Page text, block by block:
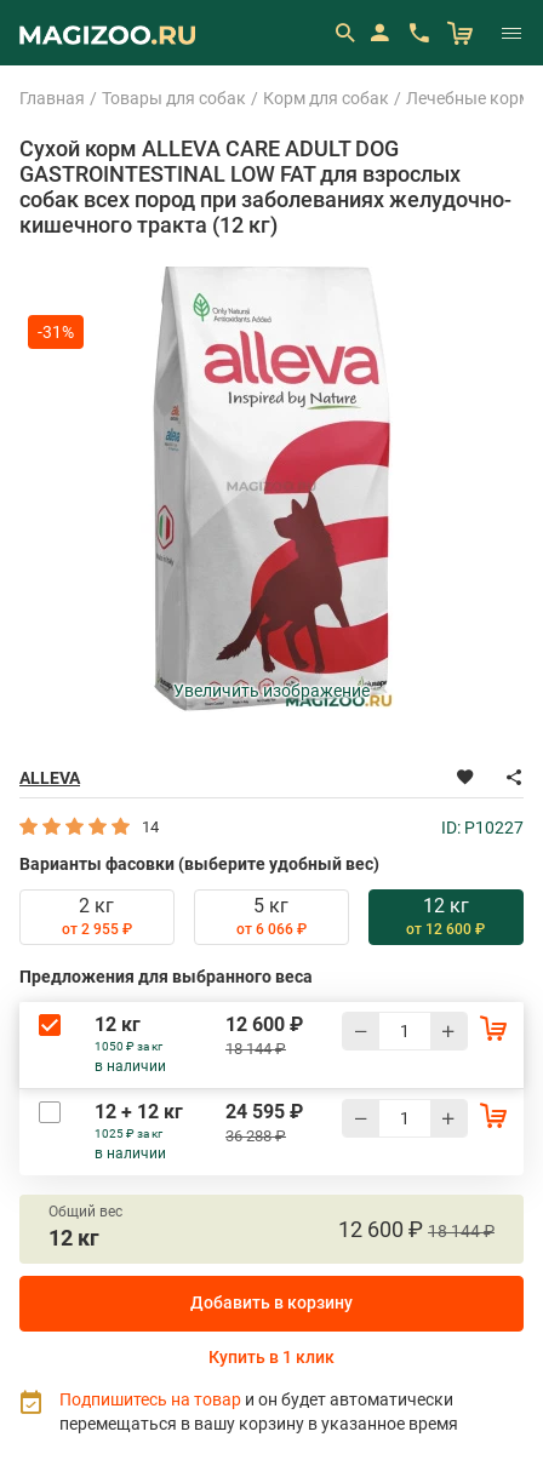
Главная Товары для собак Корм для собак Лечебные корма
Сухой корм ALLEVA CARE ADULT DOG
GASTROINTESTINAL LOW FAT для взрослых
собак всех пород при заболеваниях желудочно-
кишечного тракта (12 кг)
ALLEVA
-31%
Увеличить изображение
14
ID: P10227
Варианты фасовки (выберите удобный вес)
2 кг
от 2 955 ₽
5 кг
от 6 066 ₽
12 кг
от 12 600 ₽
Предложения для выбранного веса
12 кг
1050 ₽ за кг
в наличии
12 600 ₽
18 144 ₽
12 + 12 кг
1025 ₽ за кг
в наличии
24 595 ₽
36 288 ₽
Общий вес
12 кг 12 600 ₽ 18 144 ₽
Добавить в корзину
Купить в 1 клик
Подпишитесь на товар и он будет автоматически
перемещаться в вашу корзину в указанное время